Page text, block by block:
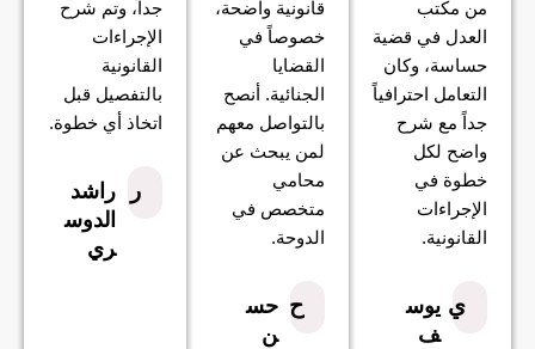
من مكتب
العدل في قضية
حساسة، وكان
التعامل احترافياً
جداً مع شرح
واضح لكل
خطوة في
الإجراءات
القانونية.
ي يوس
ف
قانونية واضحة،
خصوصاً في
القضايا
الجنائية. أنصح
بالتواصل معهم
لمن يبحث عن
محامي
متخصص في
الدوحة.
ح حس
ن
جداً، وتم شرح
الإجراءات
القانونية
بالتفصيل قبل
اتخاذ أي خطوة.
ر
راشد
الدوس
ري